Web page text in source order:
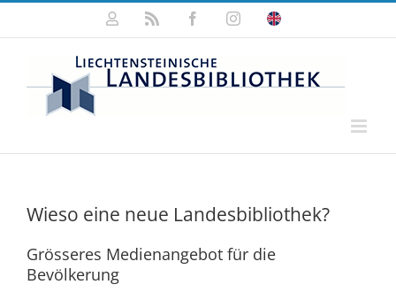
Zum
springen
Mein
FacebookInstagram
Click
Wieso eine neue Landesbibliothek?
Grösseres Medienangebot für die
Bevölkerung